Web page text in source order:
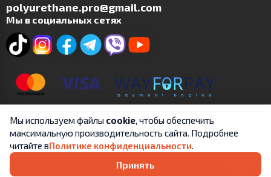
polyurethane.pro@gmail.com
Мы в социальных сетях
Copyright © 2019-2025 | ФЛП Цит А.В. | Все права
защищены.
Правила обработки и личной
Мы используем файлы cookie, чтобы обеспечить
максимальную производительность сайта. Подробнее
читайте вПолитике конфиденциальности.
Принять